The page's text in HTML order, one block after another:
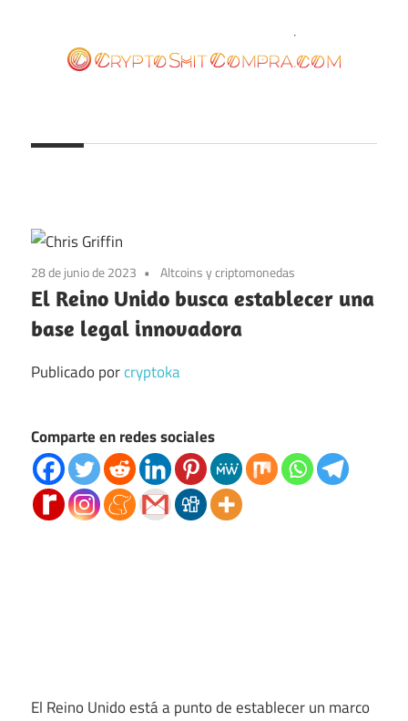
contenido
28 de junio de 2023 Altcoins y criptomonedas
El Reino Unido busca establecer una
base legal innovadora
Publicado porcryptoka
Comparte en redes sociales
El Reino Unido está a punto de establecer un marco